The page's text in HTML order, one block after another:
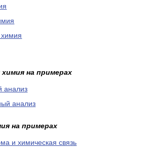
химия
на примерах
анализ
анализ
на примерах
и химическая связь